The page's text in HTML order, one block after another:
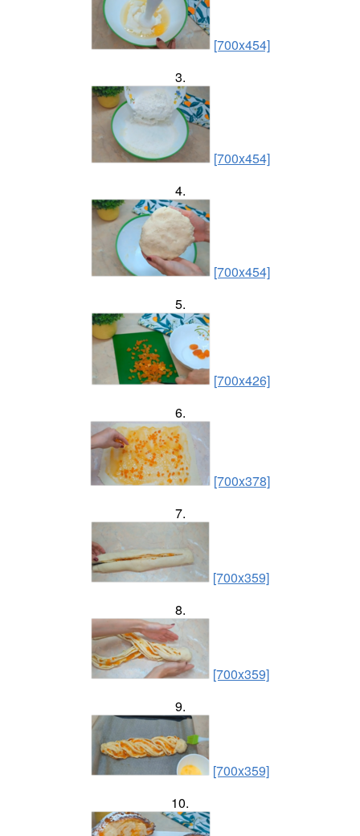
[700x454]
3.
[700x454]
4.
[700x454]
5.
[700x426]
6.
[700x378]
7.
[700x359]
8.
[700x359]
9.
[700x359]
10.